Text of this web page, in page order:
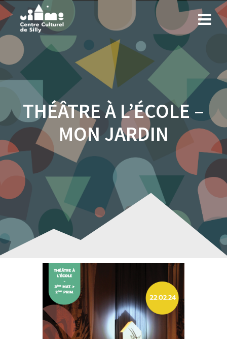
content
THÉÂTRE À L’ÉCOLE –
MON JARDIN